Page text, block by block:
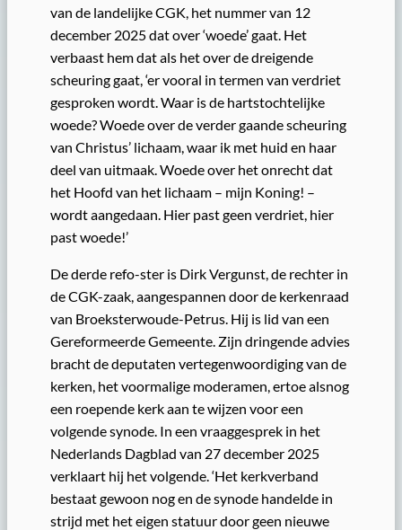
van de landelijke CGK, het nummer van 12
december 2025 dat over ‘woede’ gaat. Het
verbaast hem dat als het over de dreigende
scheuring gaat, ‘er vooral in termen van verdriet
gesproken wordt. Waar is de hartstochtelijke
woede? Woede over de verder gaande scheuring
van Christus’ lichaam, waar ik met huid en haar
deel van uitmaak. Woede over het onrecht dat
het Hoofd van het lichaam – mijn Koning! –
wordt aangedaan. Hier past geen verdriet, hier
past woede!’
De derde refo-ster is Dirk Vergunst, de rechter in
de CGK-zaak, aangespannen door de kerkenraad
van Broeksterwoude-Petrus. Hij is lid van een
Gereformeerde Gemeente. Zijn dringende advies
bracht de deputaten vertegenwoordiging van de
kerken, het voormalige moderamen, ertoe alsnog
een roepende kerk aan te wijzen voor een
volgende synode. In een vraaggesprek in het
Nederlands Dagblad van 27 december 2025
verklaart hij het volgende. ‘Het kerkverband
bestaat gewoon nog en de synode handelde in
strijd met het eigen statuur door geen nieuwe